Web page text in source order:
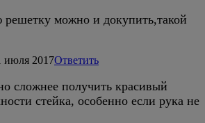
можно и докупить,такой
июля 2017Ответить
сложнее получить красивый
стейка, особенно если рука не